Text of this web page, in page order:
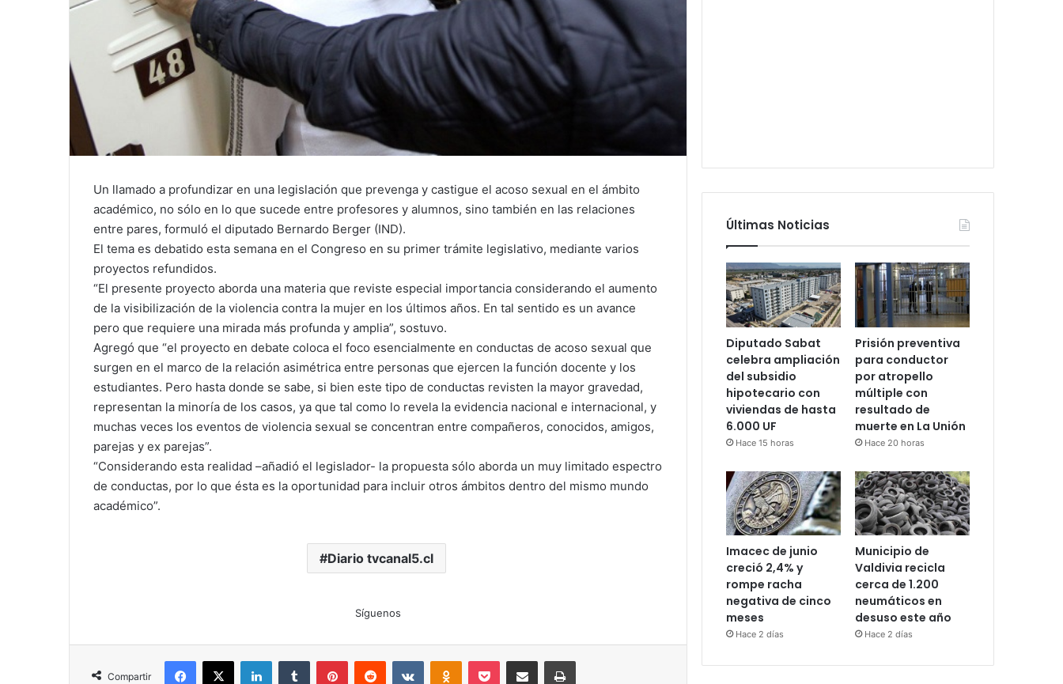
Un llamado a profundizar en una legislación que prevenga y castigue el acoso sexual en el ámbito
académico, no sólo en lo que sucede entre profesores y alumnos, sino también en las relaciones
entre pares, formuló el diputado Bernardo Berger (IND).
El tema es debatido esta semana en el Congreso en su primer trámite legislativo, mediante varios
proyectos refundidos.
“El presente proyecto aborda una materia que reviste especial importancia considerando el aumento
de la visibilización de la violencia contra la mujer en los últimos años. En tal sentido es un avance
pero que requiere una mirada más profunda y amplia”, sostuvo.
Agregó que “el proyecto en debate coloca el foco esencialmente en conductas de acoso sexual que
surgen en el marco de la relación asimétrica entre personas que ejercen la función docente y los
estudiantes. Pero hasta donde se sabe, si bien este tipo de conductas revisten la mayor gravedad,
representan la minoría de los casos, ya que tal como lo revela la evidencia nacional e internacional, y
muchas veces los eventos de violencia sexual se concentran entre compañeros, conocidos, amigos,
parejas y ex parejas”.
“Considerando esta realidad –añadió el legislador- la propuesta sólo aborda un muy limitado espectro
de conductas, por lo que ésta es la oportunidad para incluir otros ámbitos dentro del mismo mundo
académico”.
Diario tvcanal5.cl
Síguenos
Compartir
Facebook
X LinkedInTumblr PinterestReddit VKontakteOdnoklassniki
Pocket Compartir por correo electrónicoImprimir
Últimas Noticias
Diputado Sabat
celebra ampliación
del subsidio
hipotecario con
viviendas de hasta
6.000 UF
Hace 15 horas
Prisión preventiva
para conductor
por atropello
múltiple con
resultado de
muerte en La Unión
Hace 20 horas
Imacec de junio
creció 2,4% y
rompe racha
negativa de cinco
meses
Hace 2 días
Municipio de
Valdivia recicla
cerca de 1.200
neumáticos en
desuso este año
Hace 2 días